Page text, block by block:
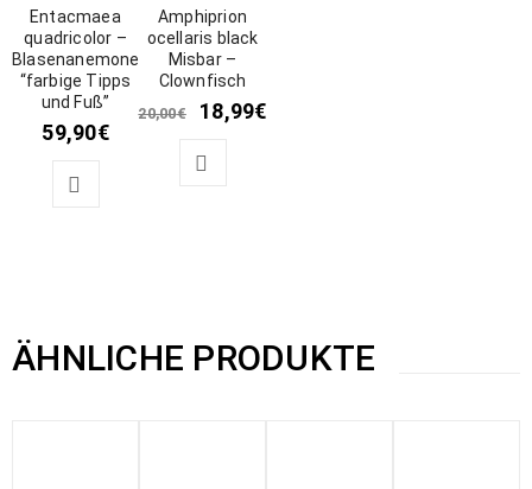
Entacmaea
quadricolor –
Blasenanemone
“farbige Tipps
und Fuß”
59,90€
Amphiprion
ocellaris black
Misbar –
Clownfisch
20,00€ 18,99€
ÄHNLICHE PRODUKTE